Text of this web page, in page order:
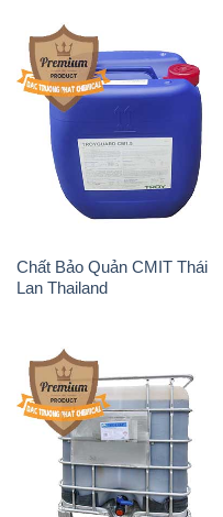
Chất Bảo Quản CMIT Thái
Lan Thailand